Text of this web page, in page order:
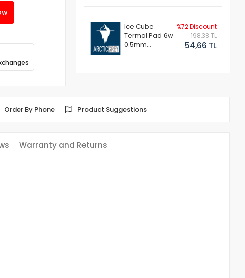
Ice Cube
Termal Pad 6w
0.5mm
%72 Discount
198,38 TL
54,66 TL
Order By Phone Product Suggestions
Warranty and Returns